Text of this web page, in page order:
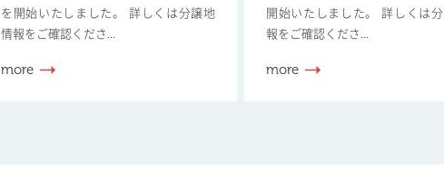
を開始いたしました。 詳しくは分譲地
情報をご確認くださ...
more
開始いたしました。 詳しくは
報をご確認くださ...
more